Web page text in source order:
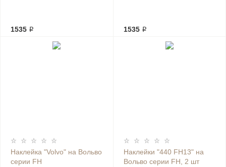
1535 ₽ 1535 ₽
Наклейка "Volvo" на Вольво
серии FH
Наклейки "440 FH13" на
Вольво серии FH, 2 шт